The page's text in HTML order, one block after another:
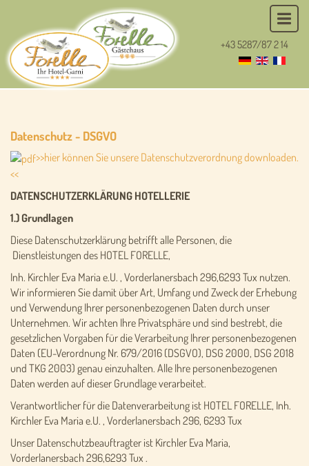
+43 5287/87 2 14
Datenschutz - DSGVO
>>hier können Sie unsere Datenschutzverordnung downloaden.
<<
DATENSCHUTZERKLÄRUNG HOTELLERIE
1.) Grundlagen
Diese Datenschutzerklärung betrifft alle Personen, die
Dienstleistungen des HOTEL FORELLE,
Inh. Kirchler Eva Maria e.U. , Vorderlanersbach 296,6293 Tux nutzen.
Wir informieren Sie damit über Art, Umfang und Zweck der Erhebung
und Verwendung Ihrer personenbezogenen Daten durch unser
Unternehmen. Wir achten Ihre Privatsphäre und sind bestrebt, die
gesetzlichen Vorgaben für die Verarbeitung Ihrer personenbezogenen
Daten (EU-Verordnung Nr. 679/2016 (DSGVO), DSG 2000, DSG 2018
und TKG 2003) genau einzuhalten. Alle Ihre personenbezogenen
Daten werden auf dieser Grundlage verarbeitet.
Verantwortlicher für die Datenverarbeitung ist HOTEL FORELLE, Inh.
Kirchler Eva Maria e.U. , Vorderlanersbach 296, 6293 Tux
Unser Datenschutzbeauftragter ist Kirchler Eva Maria,
Vorderlanersbach 296,6293 Tux .